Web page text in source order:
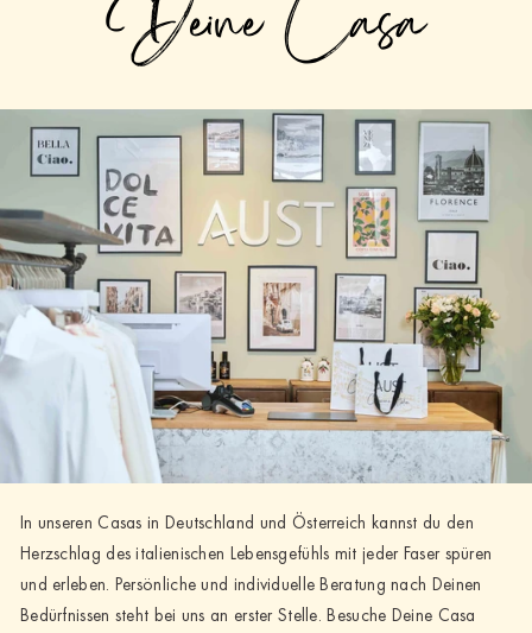
Deine Casa
In unseren Casas in Deutschland und Österreich kannst du den
Herzschlag des italienischen Lebensgefühls mit jeder Faser spüren
und erleben. Persönliche und individuelle Beratung nach Deinen
Bedürfnissen steht bei uns an erster Stelle. Besuche Deine Casa